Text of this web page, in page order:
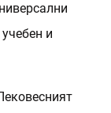
и